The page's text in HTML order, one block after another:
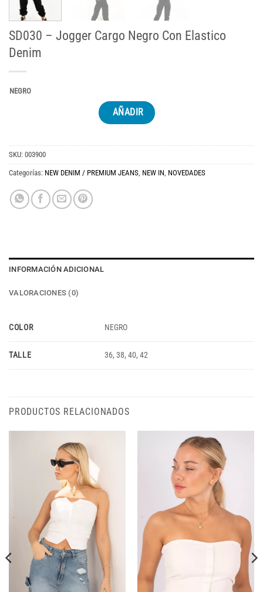
SD030 – Jogger Cargo Negro Con Elastico
Denim
NEGRO
AÑADIR
SKU: 003900
Categorías: NEW DENIM / PREMIUM JEANS, NEW IN, NOVEDADES
INFORMACIÓN ADICIONAL
VALORACIONES (0)
COLOR NEGRO
TALLE 36, 38, 40, 42
PRODUCTOS RELACIONADOS